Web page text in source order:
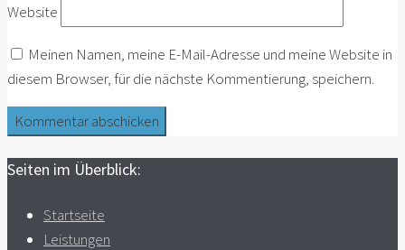
Website
Meinen Namen, meine E-Mail-Adresse und meine Website in
diesem Browser, für die nächste Kommentierung, speichern.
Seiten im Überblick:
Startseite
Leistungen